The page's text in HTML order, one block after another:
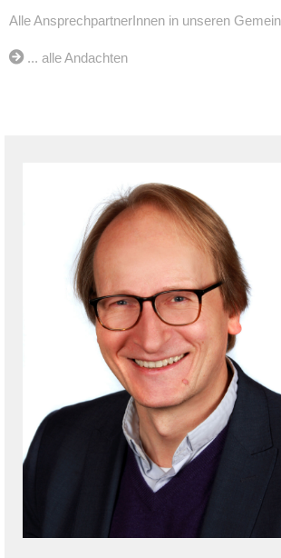
Alle AnsprechpartnerInnen in unseren
... alle Andachten